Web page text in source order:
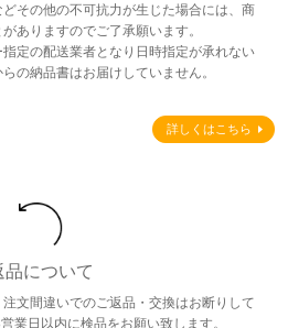
その他の不可抗力が生じた場合には、商
ありますのでご了承願います。
定の配送業者となり日時指定が承れない
の納品書はお届けしていません。
詳しくはこちら
品について
文間違いでのご返品・交換はお断りして
業日以内に検品をお願い致します。